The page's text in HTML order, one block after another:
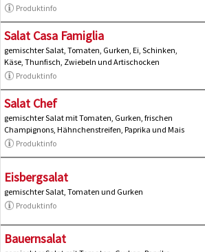
Produktinfo
Salat Casa Famiglia
gemischter Salat, Tomaten, Gurken, Ei, Schinken,
Käse, Thunfisch, Zwiebeln und Artischocken
Produktinfo
Salat Chef
gemischter Salat mit Tomaten, Gurken, frischen
Champignons, Hähnchenstreifen, Paprika und Mais
Produktinfo
Eisbergsalat
gemischter Salat, Tomaten und Gurken
Produktinfo
Bauernsalat